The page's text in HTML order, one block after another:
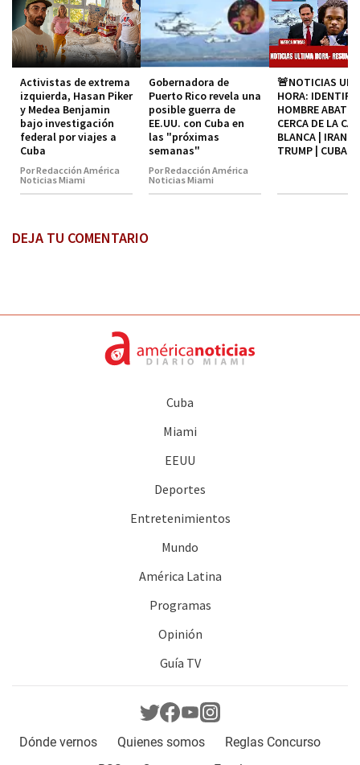
Activistas de extrema
izquierda, Hasan Piker
y Medea Benjamin
bajo investigación
federal por viajes a
Cuba
Por Redacción América
Noticias Miami
Gobernadora de
Puerto Rico revela una
posible guerra de
EE.UU. con Cuba en
las "próximas
semanas"
Por Redacción América
Noticias Miami
🚨NOTICIAS
HORA:
HOMBRE
CERCA DE LA
BLANCA | IRAN |
TRUMP | CUBA
DEJA TU COMENTARIO
Cuba
Miami
EEUU
Deportes
Entretenimientos
Mundo
América Latina
Programas
Opinión
Guía TV
Dónde vernos Quienes somos
Reglas Concurso